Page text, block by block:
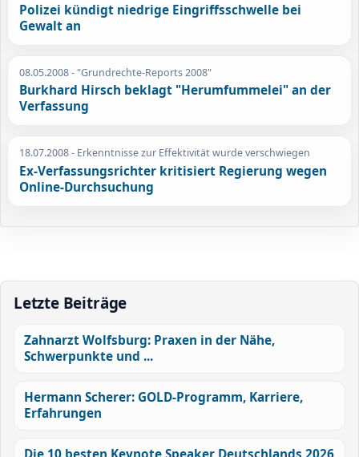
Polizei kündigt niedrige Eingriffsschwelle bei
Gewalt an
08.05.2008- "Grundrechte-Reports 2008"
Burkhard Hirsch beklagt "Herumfummelei" an der
Verfassung
18.07.2008- Erkenntnisse zur Effektivität wurde verschwiegen
Ex-Verfassungsrichter kritisiert Regierung wegen
Online-Durchsuchung
Letzte Beiträge
Zahnarzt Wolfsburg: Praxen in der Nähe,
Schwerpunkte und ...
Hermann Scherer: GOLD-Programm, Karriere,
Erfahrungen